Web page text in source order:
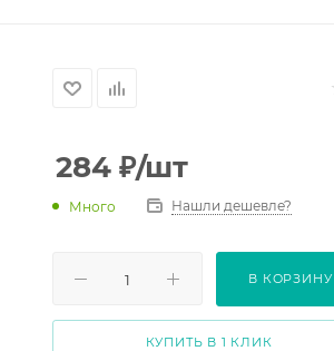
284 ₽/шт
Много Нашли дешевле?
В КОРЗИНУ
КУПИТЬ В 1 КЛИК